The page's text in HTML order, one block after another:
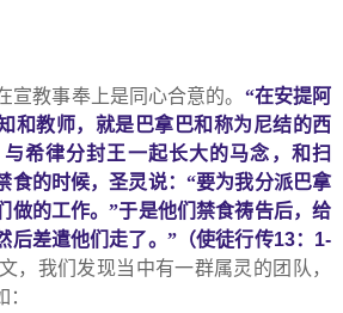
宣教事奉上是同心合意的。 “在安提阿
和教师，就是巴拿巴和称为尼结的西
希律分封王一起长大的马念，和扫
食的时候，圣灵说：“要为我分派巴拿
做的工作。”于是他们禁食祷告后，给
后差遣他们走了。”（使徒行传13： 1-
，我们发现当中有一群属灵的团队，